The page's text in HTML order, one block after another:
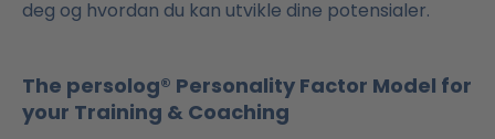
deg og hvordan du kan utvikle dine potensialer.
The persolog® Personality Factor Model for
your Training & Coaching